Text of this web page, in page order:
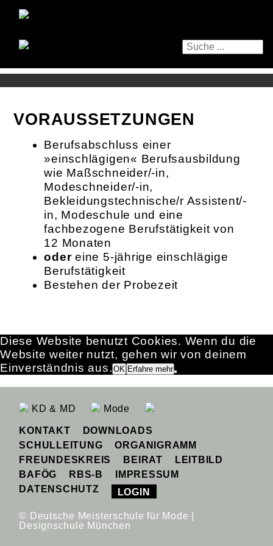
VORAUSSETZUNGEN
Berufsabschluss einer
»einschlägigen« Berufsausbildung
wie Maßschneider/-in,
Modeschneider/-in,
Bekleidungstechnische/r Assistent/-
in, Modeschule und eine
fachbezogene Berufstätigkeit von
12 Monaten
odereine 5-jährige einschlägige
Berufstätigkeit
Bestehen der Probezeit
KD & MD Mode
KONTAKT
DOWNLOADS
SCHULLEITUNG
ORGANIGRAMM
FREUNDESKREIS
BEIRAT
LEITBILD
BAFÖG
RBS-B
IMPRESSUM
DATENSCHUTZ
LOGIN
© Deutsche Meisterschule für Mode |
Designschule München
Diese Website benutzt Cookies. Wenn du die
Website weiter nutzt, gehen wir von deinem
Einverständnis aus.OK Erfahre mehr